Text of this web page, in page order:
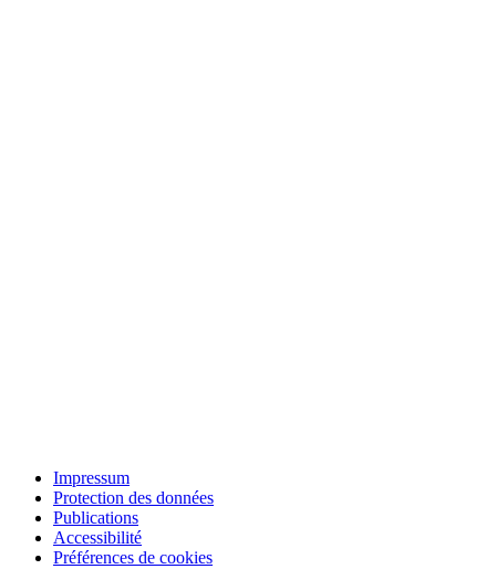
Impressum
Protection des données
Publications
Accessibilité
Préférences de cookies